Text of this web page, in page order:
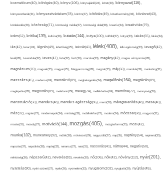
kozmetikum(40), köhögés(40), könyv(106), könyvajánló(24), köret(30), környezet(116),
környezetbarát(31), környezetvédelem(78), köröm(27), kötődés(49), következmény(33), közérzet(43),
közlekedés(26), közösség(71), közösségi média(27), közösségi oldal(38), kreatív(34), kreativitás(79),
krém(62), kritika(139), kultúra(36), kutatás(144), kutya(100), külföld(27), kütyü(33), lakás(65), látás(34),
láz(42), lazac(24), légzés(49), lehetőség(25), lekvár(41), lélek(408), lelki egészség(33), levegő(42),
levél(28), Levendula(32), leves(47), lista(32), liszt(36), macska(33), magány(42), magas vérnyomás(28),
magnézium(70), magvak(25), magyar(25), Magyarország(28), magzat(25), máj(60), mandula(33), marketing(31),
masszázs(45), medence(24), meditáció(89), megbetegedés(24), megelőzés(164), megfázás(89),
meglepetés(28), megoldás(89), melatonin(29), meleg(74), mellékhatás(24), memória(72), mennyiség(26),
menstruáció(50), mentális(48), mentális egészség(86), menü(28), méregtelenítés(48), mese(40),
méz(92), migrén(27), mindennapok(34), minőség(33), mobiltelefon(27), modern(24), módszer(68), mogyoró(31),
mosás(31), mosoly(27), motiváció(144), mozgás(405), mozgásforma(25), mozi(42),
munka(182), munkahely(92), műtét(38), művészet(29), nagyszülő(27), nap(35), napfény(54), napirend(35),
napozás(37), napsütés(38), naptej(32), narancs(27), nasi(31), nassolás(41), nátha(44), negatív(50),
nehézség(36), népszerű(42), nevelés(83), nevetés(30), nő(106), nők(42), növény(112), nyár(201),
nyaralás(90), nyári szünet(27), nyelv(26), nyomelem(33), nyugalom(102), nyugtató(29), nyújtás(45),